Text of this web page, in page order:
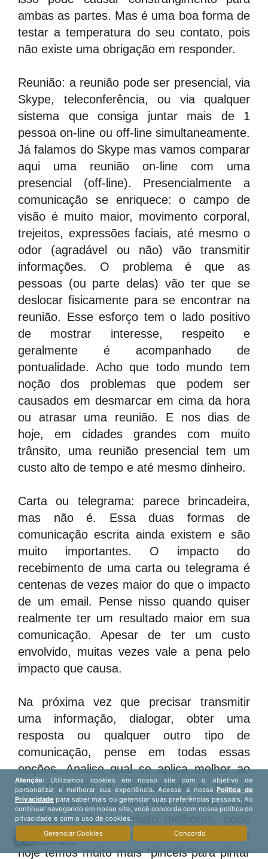
ambas as partes. Mas é uma boa forma de
testar a temperatura do seu contato, pois
não existe uma obrigação em responder.
Reunião: a reunião pode ser presencial, via
Skype, teleconferência, ou via qualquer
sistema que consiga juntar mais de 1
pessoa on-line ou off-line simultaneamente.
Já falamos do Skype mas vamos comparar
aqui uma reunião on-line com uma
presencial (off-line). Presencialmente a
comunicação se enriquece: o campo de
visão é muito maior, movimento corporal,
trejeitos, expressões faciais, até mesmo o
odor (agradável ou não) vão transmitir
informações. O problema é que as
pessoas (ou parte delas) vão ter que se
deslocar fisicamente para se encontrar na
reunião. Esse esforço tem o lado positivo
de mostrar interesse, respeito e
geralmente é acompanhado de
pontualidade. Acho que todo mundo tem
noção dos problemas que podem ser
causados em desmarcar em cima da hora
ou atrasar uma reunião. E nos dias de
hoje, em cidades grandes com muito
trânsito, uma reunião presencial tem um
custo alto de tempo e até mesmo dinheiro.
Carta ou telegrama: parece brincadeira,
mas não é. Essa duas formas de
comunicação escrita ainda existem e são
muito importantes. O impacto do
recebimento de uma carta ou telegrama é
centenas de vezes maior do que o impacto
de um email. Pense nisso quando quiser
realmente ter um resultado maior em sua
comunicação. Apesar de ter um custo
envolvido, muitas vezes vale a pena pelo
impacto que causa.
Na próxima vez que precisar transmitir
uma informação, dialogar, obter uma
resposta ou qualquer outro tipo de
comunicação, pense em todas essas
opções. Analise qual se aplica melhor ao
seu conteúdo e necessidade e use a
ferramenta correta, do modo correto. Seus
resultados vão ser muito melhores, pode
ter certeza. Comunicar-se é uma arte e
hoje temos muito mais "pincéis"para pintar